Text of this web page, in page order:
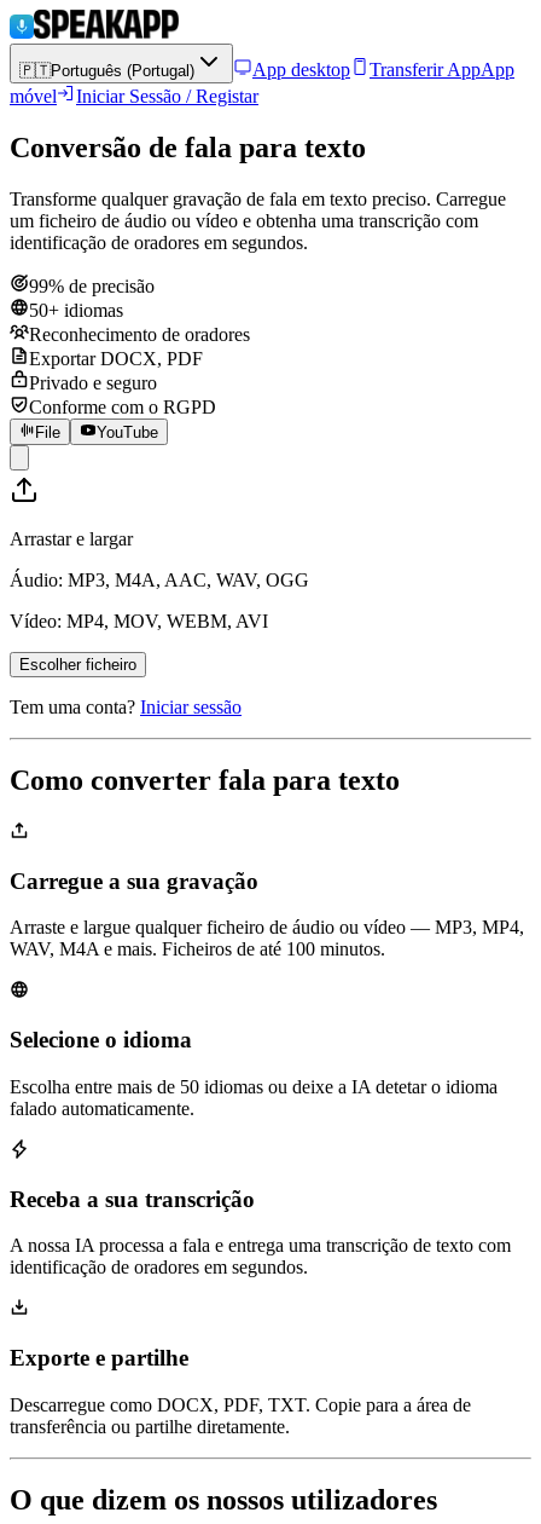
🇵🇹Português (Portugal) App desktop Transferir AppApp
móvel
Iniciar Sessão / Registar
Conversão de fala para texto
Transforme qualquer gravação de fala em texto preciso. Carregue
um ficheiro de áudio ou vídeo e obtenha uma transcrição com
identificação de oradores em segundos.
99% de precisão
50+ idiomas
Reconhecimento de oradores
Exportar DOCX, PDF
Privado e seguro
Conforme com o RGPD
File YouTube
Arrastar e largar
Áudio: MP3, M4A, AAC, WAV, OGG
Vídeo: MP4, MOV, WEBM, AVI
Escolher ficheiro
Tem uma conta? Iniciar sessão
Como converter fala para texto
Carregue a sua gravação
Arraste e largue qualquer ficheiro de áudio ou vídeo — MP3, MP4,
WAV, M4A e mais. Ficheiros de até 100 minutos.
Selecione o idioma
Escolha entre mais de 50 idiomas ou deixe a IA detetar o idioma
falado automaticamente.
Receba a sua transcrição
A nossa IA processa a fala e entrega uma transcrição de texto com
identificação de oradores em segundos.
Exporte e partilhe
Descarregue como DOCX, PDF, TXT. Copie para a área de
transferência ou partilhe diretamente.
O que dizem os nossos utilizadores